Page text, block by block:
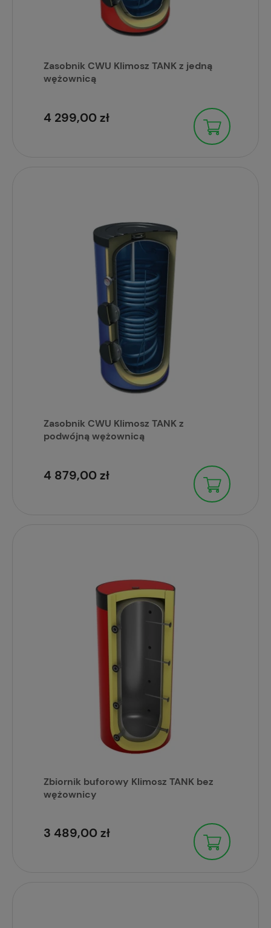
Zasobnik CWU Klimosz TANK z jedną
wężownicą
4 299,00 zł
Zasobnik CWU Klimosz TANK z
podwójną wężownicą
4 879,00 zł
Zbiornik buforowy Klimosz TANK bez
wężownicy
3 489,00 zł